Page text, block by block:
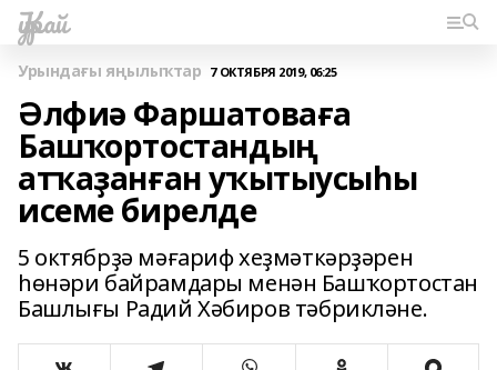
Ҡурай
Урындағы яңылыҡтар 7 ОКТЯБРЯ 2019, 06:25
Әлфиә Фаршатоваға
Башҡортостандың
атҡаҙанған уҡытыусыһы
исеме бирелде
5 октябрҙә мәғариф хеҙмәткәрҙәрен
һөнәри байрамдары менән Башҡортостан
Башлығы Радий Хәбиров тәбрикләне.